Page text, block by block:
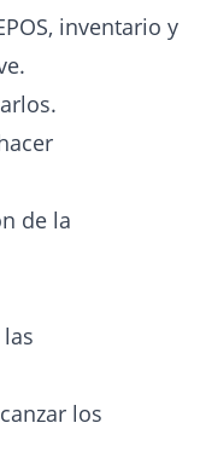
inventario y
de la
los